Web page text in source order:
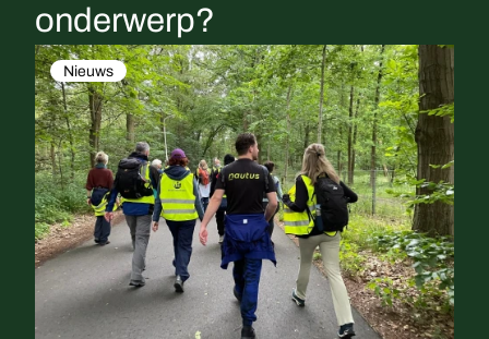
onderwerp?
Nieuws